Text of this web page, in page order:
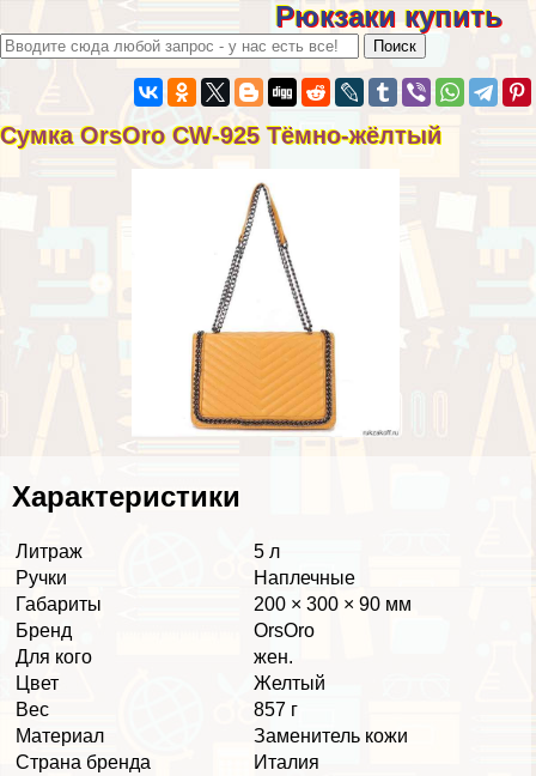
Рюкзаки купить
Сумка OrsOro CW-925 Тёмно-жёлтый
Хаpaктеристики
Литраж
5 л
Ручки
Наплечные
Габариты
200 × 300 × 90 мм
Бренд
OrsOro
Для кого
жен.
Цвет
Желтый
Вес
857 г
Материал
Заменитель кожи
Страна бренда
Италия